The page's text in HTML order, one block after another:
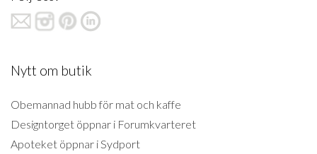
Nytt om butik
Obemannad hubb för mat och kaffe
Designtorget öppnar i Forumkvarteret
Apoteket öppnar i Sydport